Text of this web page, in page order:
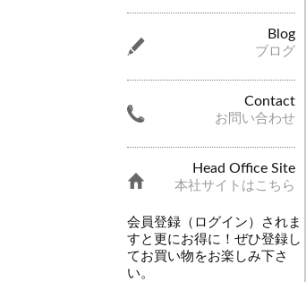
Blog
ブログ
Contact
お問い合わせ
Head Office Site
本社サイトはこちら
会員登録（ログイン）されま
すと更にお得に！ぜひ登録し
てお買い物をお楽しみ下さ
い。